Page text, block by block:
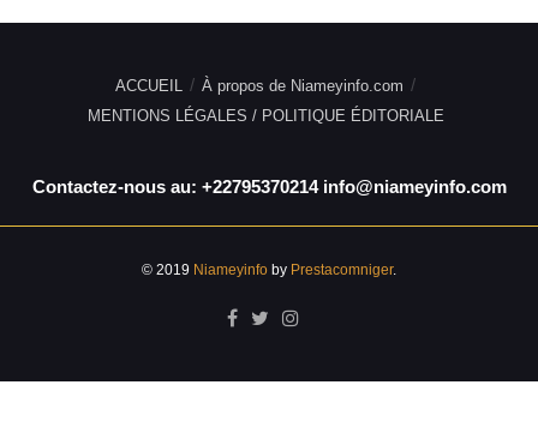
ACCUEIL
À propos de Niameyinfo.com
MENTIONS LÉGALES / POLITIQUE ÉDITORIALE
Contactez-nous au: +22795370214 info@niameyinfo.com
© 2019 Niameyinfo by Prestacomniger.